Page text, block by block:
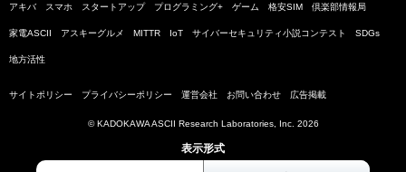
アキバ スマホ スタートアップ プログラミング+ ゲーム 格安SIM 倶楽部情報局
家電ASCII アスキーグルメ MITTR IoT サイバーセキュリティ小説コンテスト SDGs
地方活性
サイトポリシー プライバシーポリシー 運営会社 お問い合わせ 広告掲載
© KADOKAWA ASCII Research Laboratories, Inc. 2026
表示形式